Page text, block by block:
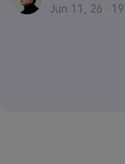
Jun 11, 26 ·